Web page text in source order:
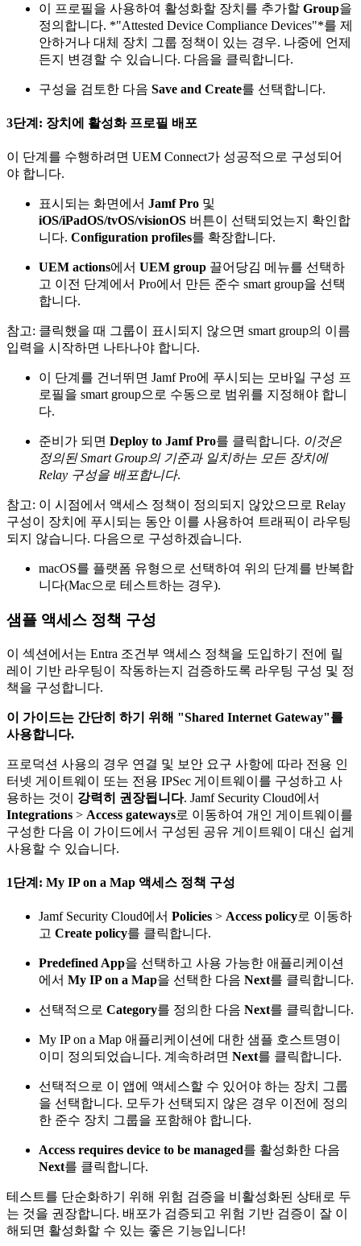
이 프로필을 사용하여 활성화할 장치를 추가할 Group을
정의합니다. *"Attested Device Compliance Devices"*를 제
안하거나 대체 장치 그룹 정책이 있는 경우. 나중에 언제
든지 변경할 수 있습니다. 다음을 클릭합니다.
구성을 검토한 다음 Save and Create를 선택합니다.
3단계: 장치에 활성화 프로필 배포
이 단계를 수행하려면 UEM Connect가 성공적으로 구성되어
야 합니다.
표시되는 화면에서 Jamf Pro 및
iOS/iPadOS/tvOS/visionOS 버튼이 선택되었는지 확인합
니다. Configuration profiles를 확장합니다.
UEM actions에서 UEM group 끌어당김 메뉴를 선택하
고 이전 단계에서 Pro에서 만든 준수 smart group을 선택
합니다.
참고: 클릭했을 때 그룹이 표시되지 않으면 smart group의 이름
입력을 시작하면 나타나야 합니다.
이 단계를 건너뛰면 Jamf Pro에 푸시되는 모바일 구성 프
로필을 smart group으로 수동으로 범위를 지정해야 합니
다.
준비가 되면 Deploy to Jamf Pro를 클릭합니다. 이것은
정의된 Smart Group의 기준과 일치하는 모든 장치에
Relay 구성을 배포합니다.
참고: 이 시점에서 액세스 정책이 정의되지 않았으므로 Relay
구성이 장치에 푸시되는 동안 이를 사용하여 트래픽이 라우팅
되지 않습니다. 다음으로 구성하겠습니다.
macOS를 플랫폼 유형으로 선택하여 위의 단계를 반복합
니다(Mac으로 테스트하는 경우).
샘플 액세스 정책 구성
이 섹션에서는 Entra 조건부 액세스 정책을 도입하기 전에 릴
레이 기반 라우팅이 작동하는지 검증하도록 라우팅 구성 및 정
책을 구성합니다.
이 가이드는 간단히 하기 위해 "Shared Internet Gateway"를
사용합니다.
프로덕션 사용의 경우 연결 및 보안 요구 사항에 따라 전용 인
터넷 게이트웨이 또는 전용 IPSec 게이트웨이를 구성하고 사
용하는 것이 강력히 권장됩니다. Jamf Security Cloud에서
Integrations > Access gateways로 이동하여 개인 게이트웨이를
구성한 다음 이 가이드에서 구성된 공유 게이트웨이 대신 쉽게
사용할 수 있습니다.
1단계: My IP on a Map 액세스 정책 구성
Jamf Security Cloud에서 Policies > Access policy로 이동하
고 Create policy를 클릭합니다.
Predefined App을 선택하고 사용 가능한 애플리케이션
에서 My IP on a Map을 선택한 다음 Next를 클릭합니다.
선택적으로 Category를 정의한 다음 Next를 클릭합니다.
My IP on a Map 애플리케이션에 대한 샘플 호스트명이
이미 정의되었습니다. 계속하려면 Next를 클릭합니다.
선택적으로 이 앱에 액세스할 수 있어야 하는 장치 그룹
을 선택합니다. 모두가 선택되지 않은 경우 이전에 정의
한 준수 장치 그룹을 포함해야 합니다.
Access requires device to be managed를 활성화한 다음
Next를 클릭합니다.
테스트를 단순화하기 위해 위험 검증을 비활성화된 상태로 두
는 것을 권장합니다. 배포가 검증되고 위험 기반 검증이 잘 이
해되면 활성화할 수 있는 좋은 기능입니다!